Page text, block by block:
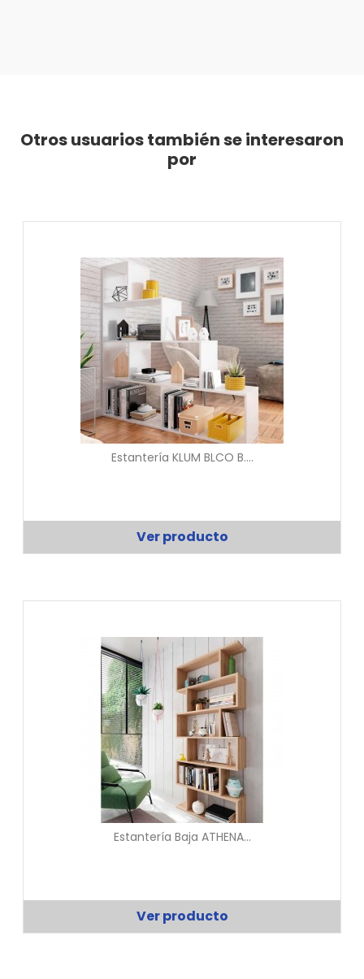
Otros usuarios también se interesaron
por
Estantería KLUM BLCO B....
Ver producto
Estantería Baja ATHENA...
Ver producto